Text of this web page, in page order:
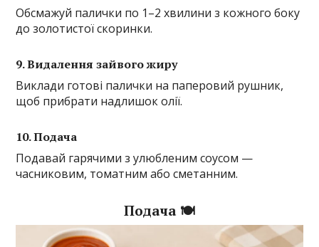
Обсмажуй палички по 1–2 хвилини з кожного боку
до золотистої скоринки.
9. Видалення зайвого жиру
Виклади готові палички на паперовий рушник,
щоб прибрати надлишок олії.
10. Подача
Подавай гарячими з улюбленим соусом —
часниковим, томатним або сметанним.
Подача 🍽️